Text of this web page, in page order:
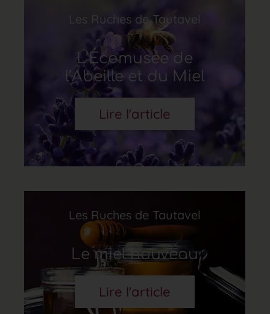
Les Ruches de Tautavel
L’Écomusée de
l’Abeille et du Miel
Lire l'article
Les Ruches de Tautavel
Le miel nouveau
Lire l'article